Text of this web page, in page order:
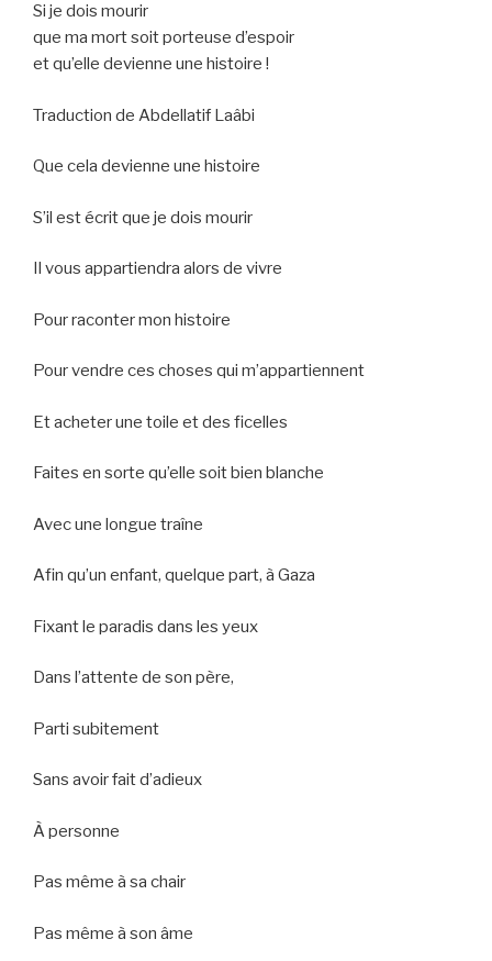
Si je dois mourir
que ma mort soit porteuse d’espoir
et qu’elle devienne une histoire !
Traduction de Abdellatif Laâbi
Que cela devienne une histoire
S’il est écrit que je dois mourir
Il vous appartiendra alors de vivre
Pour raconter mon histoire
Pour vendre ces choses qui m’appartiennent
Et acheter une toile et des ficelles
Faites en sorte qu’elle soit bien blanche
Avec une longue traîne
Afin qu’un enfant, quelque part, à Gaza
Fixant le paradis dans les yeux
Dans l’attente de son père,
Parti subitement
Sans avoir fait d’adieux
À personne
Pas même à sa chair
Pas même à son âme